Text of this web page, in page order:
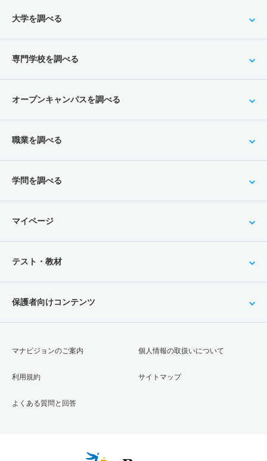
大学を調べる
専門学校を調べる
オープンキャンパスを調べる
職業を調べる
学問を調べる
マイページ
テスト・教材
保護者向けコンテンツ
マナビジョンのご案内
利用規約
よくある質問と回答
個人情報の取扱いについて
サイトマップ